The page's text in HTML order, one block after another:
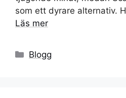
som ett dyrare alternativ.
Läs mer
Kategorier
Blogg